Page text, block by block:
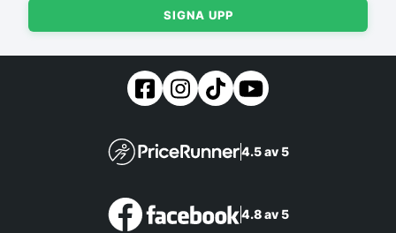
SIGNA UPP
4.5 av 5
4.8 av 5